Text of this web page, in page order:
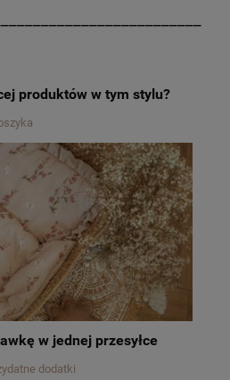
produktów w tym stylu?
w jednej przesyłce
dodatki